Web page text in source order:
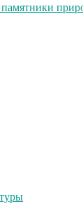
памятники